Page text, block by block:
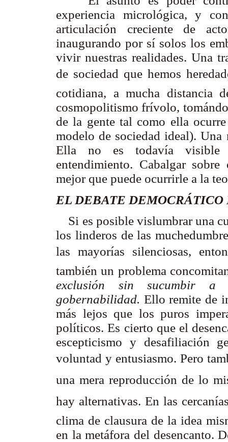
experiencia micrológica, y
articulación creciente de
inaugurando por sí solos los
vivir nuestras realidades. Una
de sociedad que hemos
cotidiana, a mucha distancia
cosmopolitismo frívolo,
de la gente tal como ella
modelo de sociedad ideal). Una
Ella no es todavía visible
entendimiento. Cabalgar
mejor que puede ocurrirle a la
EL DEBATE
Si es posible vislumbrar una
los linderos de las
las mayorías silenciosas,
también un problema
exclusión sin sucumbir
gobernabilidad. Ello remite de
más lejos que los puros
políticos. Es cierto que el
escepticismo y desafiliación
voluntad y entusiasmo. Pero
una mera reproducción de lo
hay alternativas. En las
clima de clausura de la idea
en la metáfora del desencanto.